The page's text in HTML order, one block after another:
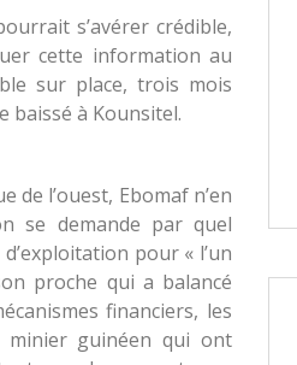
s’avérer crédible,
cette information au
sur place, trois mois
baissé à Kounsitel.
de l’ouest, Ebomaf n’en
se demande par quel
pour « l’un
proche qui a balancé
financiers, les
minier guinéen qui ont